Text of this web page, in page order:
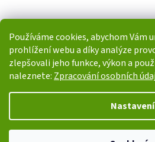
Používáme cookies, abychom Vám
prohlížení webu a díky analýze
zlepšovali jeho funkce, výkon a
naleznete: Zpracování osobních
Nastavení
Copyright 2026i-POHONY.cz.